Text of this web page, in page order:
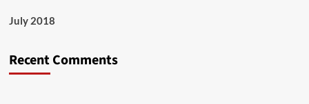
July 2018
Recent Comments